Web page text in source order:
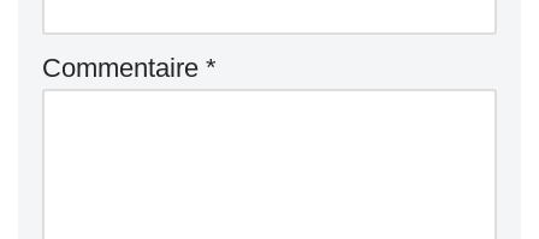
Commentaire *